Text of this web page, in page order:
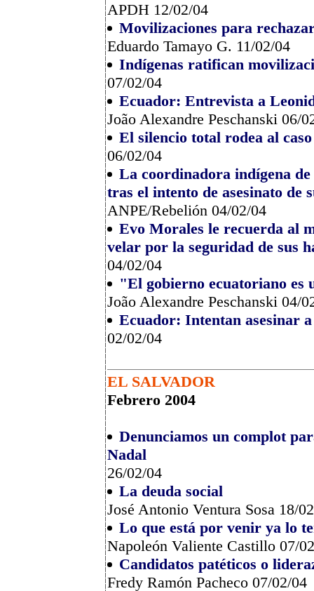
APDH 12/02/04
Movilizaciones para
Eduardo Tamayo G. 11/02/04
Indígenas ratifican
07/02/04
Ecuador: Entrevista a
João Alexandre Peschanski 06/
El silencio total rodea al
06/02/04
La coordinadora indígena
tras el intento de asesinato de
ANPE/Rebelión 04/02/04
Evo Morales le recuerda al
velar por la seguridad de sus
04/02/04
"El gobierno ecuatoriano es
João Alexandre Peschanski 04/
Ecuador: Intentan asesinar
02/02/04
EL SALVADOR
Febrero 2004
Denunciamos un complot
Nadal
26/02/04
La deuda social
José Antonio Ventura Sosa 18/
Lo que está por venir ya lo
Napoleón Valiente Castillo 07/
Candidatos patéticos o
Fredy Ramón Pacheco 07/02/04